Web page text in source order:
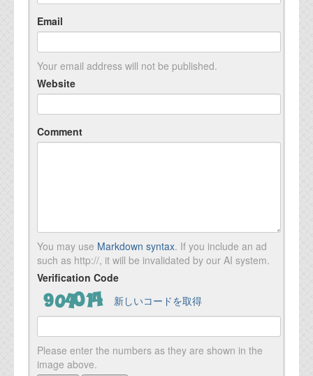
Email
Your email address will not be published.
Website
Comment
You may use Markdown syntax. If you include an ad
such as http://, it will be invalidated by our AI system.
Verification Code
新しいコードを取得
Please enter the numbers as they are shown in the
image above.